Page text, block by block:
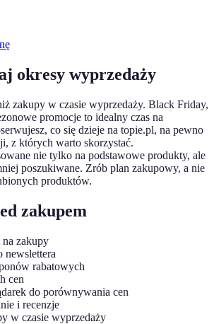
okresy wyprzedaży
zakupy w czasie wyprzedaży. Black Friday,
promocje to idealny czas na
co się dzieje na topie.pl, na pewno
z których warto skorzystać.
nie tylko na podstawowe produkty, ale
poszukiwane. Zrób plan zakupowy, a nie
produktów.
zakupem
zakupy
newslettera
rabatowych
cen
do porównywania cen
i recenzje
w czasie wyprzedaży